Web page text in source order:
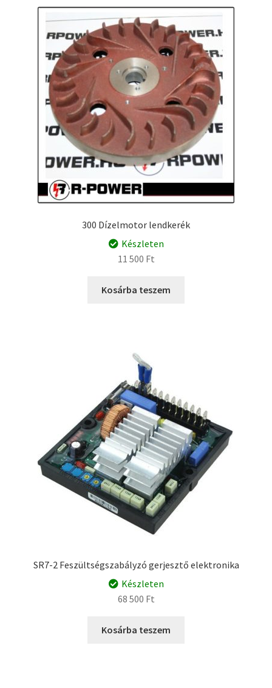
300 Dízelmotor lendkerék
Készleten
11 500 Ft
Kosárba teszem
SR7-2 Feszültségszabályzó gerjesztő elektronika
Készleten
68 500 Ft
Kosárba teszem